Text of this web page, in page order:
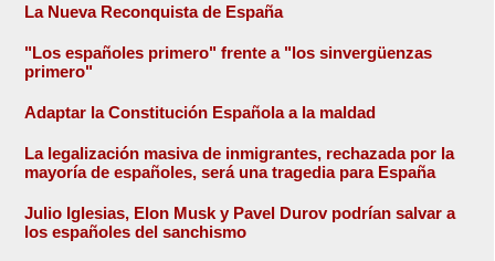
La Nueva Reconquista de España
"Los españoles primero" frente a "los sinvergüenzas
primero"
Adaptar la Constitución Española a la maldad
La legalización masiva de inmigrantes, rechazada por la
mayoría de españoles, será una tragedia para España
Julio Iglesias, Elon Musk y Pavel Durov podrían salvar a
los españoles del sanchismo